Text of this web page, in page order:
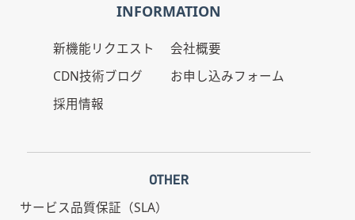
INFORMATION
新機能リクエスト
CDN技術ブログ
採用情報
会社概要
お申し込みフォーム
OTHER
サービス品質保証（SLA）